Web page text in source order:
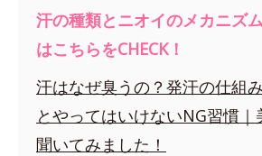
汗の種類とニオイのメカニズ
はこちらをCHECK！
汗はなぜ臭うの？発汗の仕組み
とやってはいけないNG習慣｜
聞いてみました！